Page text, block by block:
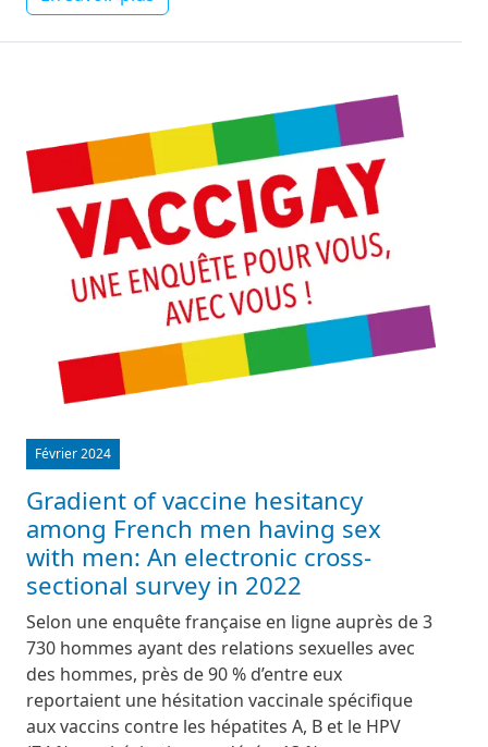
Février 2024
Gradient of vaccine hesitancy
among French men having sex
with men: An electronic cross-
sectional survey in 2022
Selon une enquête française en ligne auprès de 3
730 hommes ayant des relations sexuelles avec
des hommes, près de 90 % d’entre eux
reportaient une hésitation vaccinale spécifique
aux vaccins contre les hépatites A, B et le HPV